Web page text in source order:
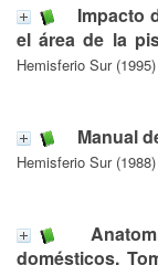
Impacto
el área de la
Hemisferio Sur (1995)
Manual
Hemisferio Sur (1988)
domésticos,